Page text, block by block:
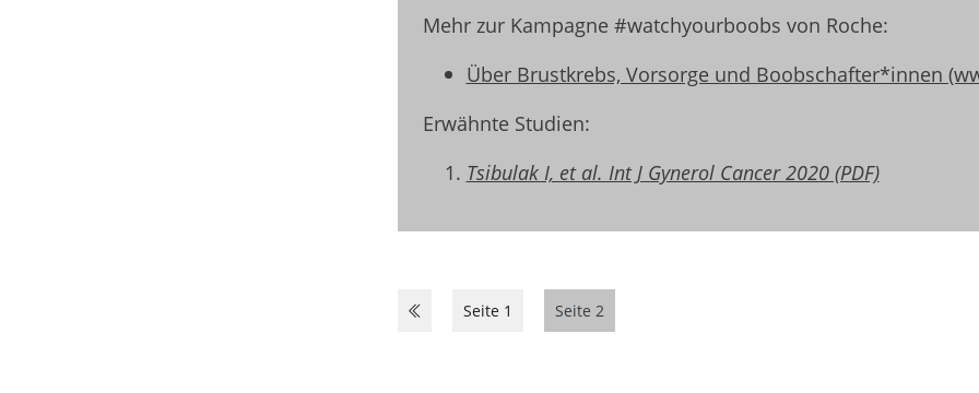
Mehr zur Kampagne #watchyourboobs von Roche:
Über Brustkrebs, Vorsorge und Boobschafter*innen
Erwähnte Studien:
Tsibulak I, et al. Int J Gynerol Cancer 2020 (PDF)
Seite 1 Seite 2